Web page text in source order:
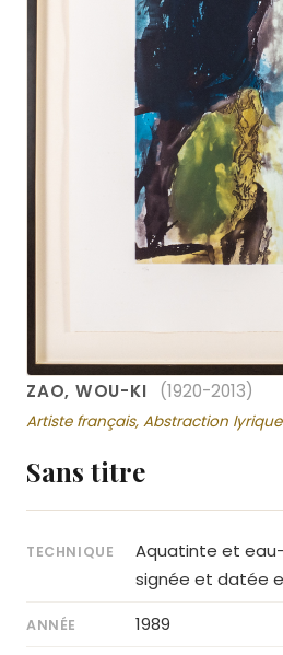
ZAO, WOU-KI (1920-2013)
Artiste français, Abstraction lyrique
Sans titre
TECHNIQUE
Aquatinte et
signée et datée
ANNÉE 1989